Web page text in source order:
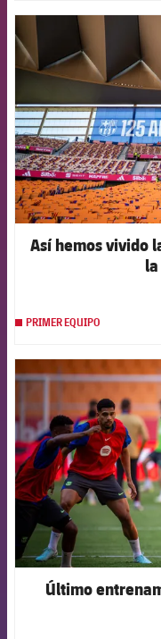
Así hemos vivido
PRIMER EQUIPO
Último